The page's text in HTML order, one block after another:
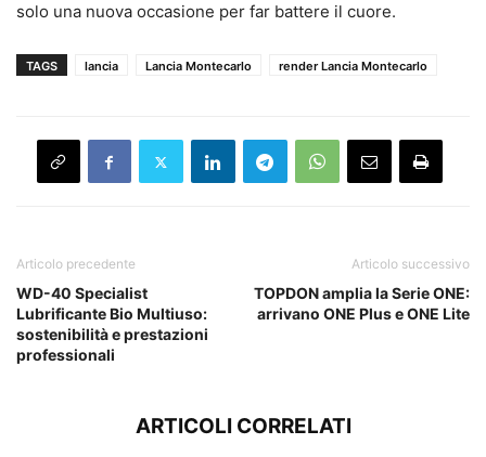
solo una nuova occasione per far battere il cuore.
TAGS lancia Lancia Montecarlo render Lancia Montecarlo
Articolo precedente
WD-40 Specialist
Lubrificante Bio Multiuso:
sostenibilità e prestazioni
professionali
Articolo successivo
TOPDON amplia la Serie ONE:
arrivano ONE Plus e ONE Lite
ARTICOLI CORRELATI